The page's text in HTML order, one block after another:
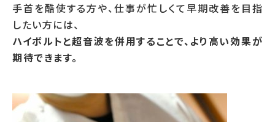
手首を酷使する方や、仕事が忙しくて早期改善を目指
したい方には、
ハイボルトと超音波を併用することで、より高い効果が
期待できます。